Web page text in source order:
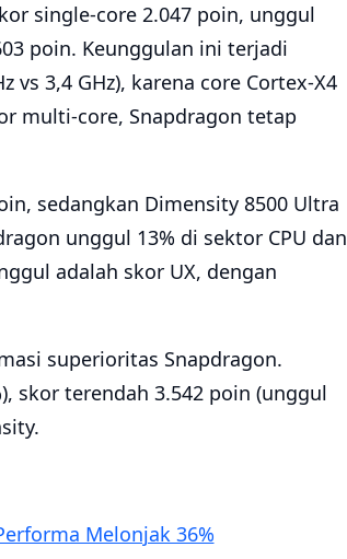
single-core 2.047 poin, unggul
poin. Keunggulan ini terjadi
vs 3,4 GHz), karena core Cortex-X4
multi-core, Snapdragon tetap
sedangkan Dimensity 8500 Ultra
unggul 13% di sektor CPU dan
adalah skor UX, dengan
superioritas Snapdragon.
skor terendah 3.542 poin (unggul
Melonjak 36%